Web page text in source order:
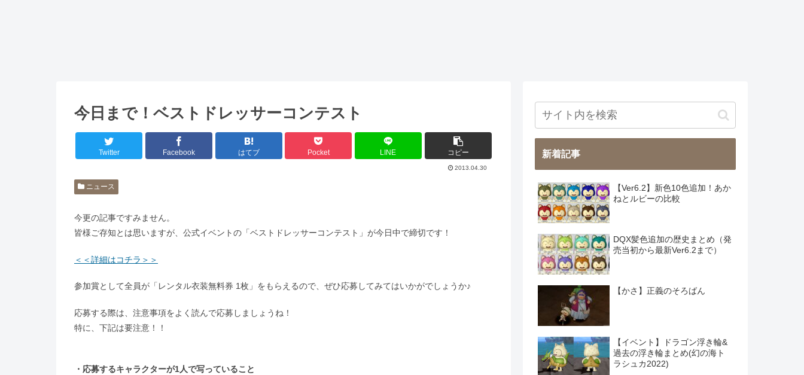
今日まで！ベストドレッサーコンテスト
Twitter Facebook はてブ Pocket LINE コピー
2013.04.30
ニュース
今更の記事ですみません。
皆様ご存知とは思いますが、公式イベントの「ベストドレッサーコンテスト」が今日中で締切です！
＜＜詳細はコチラ＞＞
参加賞として全員が「レンタル衣装無料券 1枚」をもらえるので、ぜひ応募してみてはいかがでしょうか♪
応募する際は、注意事項をよく読んで応募しましょうね！
特に、下記は要注意！！
・応募するキャラクターが1人で写っていること
新着記事
【Ver6.2】新色10色追加！あか
ねとルビーの比較
DQX髪色追加の歴史まとめ（発
売当初から最新Ver6.2まで）
【かさ】正義のそろばん
【イベント】ドラゴン浮き輪&
過去の浮き輪まとめ(幻の海ト
ラシュカ2022)